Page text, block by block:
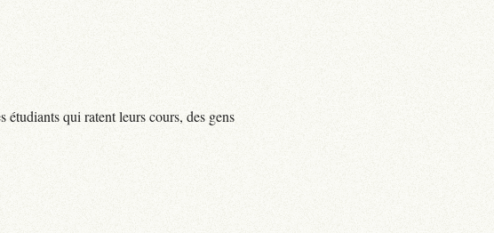
étudiants qui ratent leurs cours, des gens